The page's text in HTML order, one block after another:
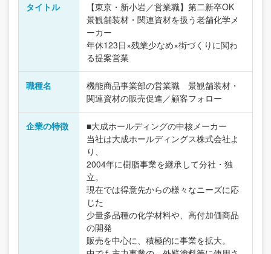
タイトル
【東京・新小岩／営業職】第二新卒OK
景観舗装材・関連資材を扱う老舗化学メ
ーカー
年休123日×残業少なめ×街づくりに関わ
る提案営業
職種名
機能商品事業部の営業職 景観舗装材・
関連資材の販売促進／顧客フォロー
企業の特徴
■大成ホールディングの中核メーカー
当社は大成ホールディングス株式会社よ
り、
2004年に樹脂事業を継承して分社・独
立。
現在では得意先からの様々なニーズに応
じた
少量多品種の化学材料や、高付加価商品
の開発
販売を中心に、積極的に事業を拡大。